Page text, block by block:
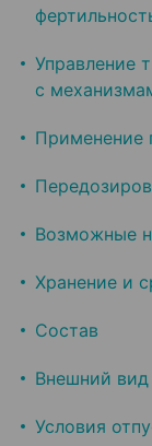
Управление
с
Применение
Возможные
Хранение и
Состав
Внешний
Условия